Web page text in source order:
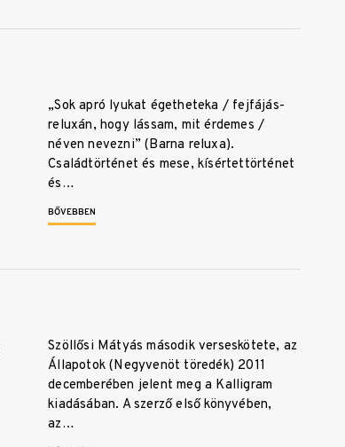
„Sok apró lyukat égetheteka / fejfájás-
reluxán, hogy lássam, mit érdemes /
néven nevezni” (Barna reluxa).
Családtörténet és mese, kísértettörténet
és…
BŐVEBBEN
Szöllősi Mátyás második verseskötete, az
Állapotok (Negyvenöt töredék) 2011
decemberében jelent meg a Kalligram
kiadásában. A szerző első könyvében,
az…